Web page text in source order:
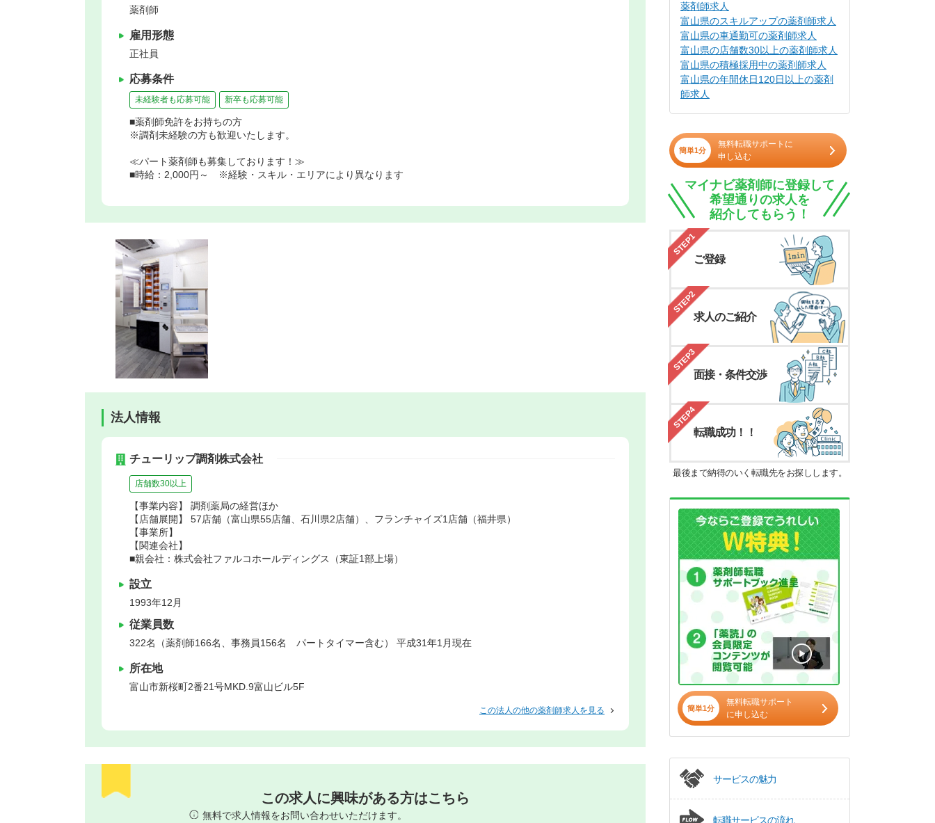
薬剤師
雇用形態
正社員
応募条件
未経験者も応募可能 新卒も応募可能
■薬剤師免許をお持ちの方
※調剤未経験の方も歓迎いたします。
≪パート薬剤師も募集しております！≫
■時給：2,000円～ ※経験・スキル・エリアにより異なります
法人情報
チューリップ調剤株式会社
店舗数30以上
【事業内容】 調剤薬局の経営ほか
【店舗展開】 57店舗（富山県55店舗、石川県2店舗）、フランチャイズ1店舗（福井県）
【事業所】
【関連会社】
■親会社：株式会社ファルコホールディングス（東証1部上場）
設立
1993年12月
従業員数
322名（薬剤師166名、事務員156名 パートタイマー含む） 平成31年1月現在
所在地
富山市新桜町2番21号MKD.9富山ビル5F
この法人の他の薬剤師求人を見る
この求人に興味がある方はこちら
無料で求人情報をお問い合わせいただけます。
薬剤師求人
富山県のスキルアップの薬剤師求人
富山県の車通勤可の薬剤師求人
富山県の店舗数30以上の薬剤師求人
富山県の積極採用中の薬剤師求人
富山県の年間休日120日以上の薬剤
師求人
簡単1分
無料転職サポートに
申し込む
マイナビ薬剤師に登録して
希望通りの求人を
紹介してもらう！
STEP1
ご登録
STEP2
求人のご紹介
STEP3
面接・条件交渉
STEP4
転職成功！！
最後まで納得のいく転職先をお探しします。
簡単1分
無料転職サポート
に申し込む
サービスの魅力
転職サービスの流れ